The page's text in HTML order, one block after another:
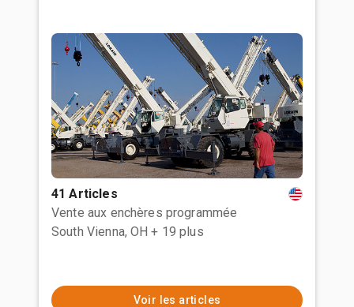
41 Articles
Vente aux enchères programmée
South Vienna, OH + 19 plus
Voir les articles